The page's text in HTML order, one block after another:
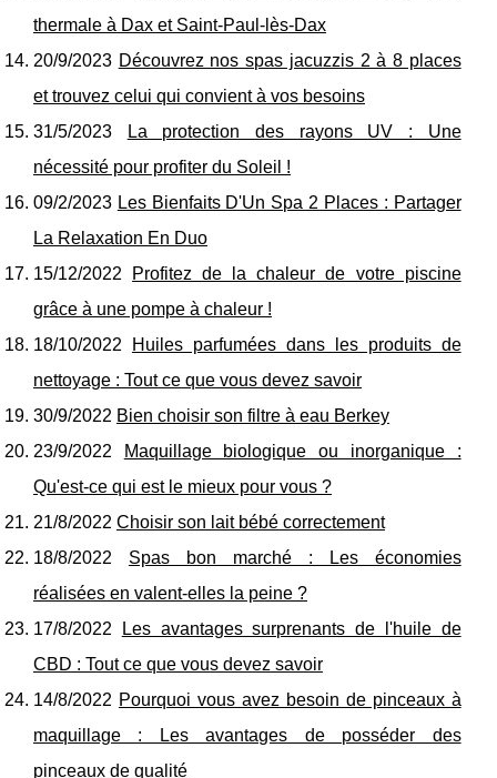
thermale à Dax et Saint-Paul-lès-Dax
20/9/2023 Découvrez nos spas jacuzzis 2 à 8 places
et trouvez celui qui convient à vos besoins
31/5/2023
La protection des rayons UV : Une
nécessité pour profiter du Soleil !
09/2/2023 Les Bienfaits D'Un Spa 2 Places : Partager
La Relaxation En Duo
15/12/2022
Profitez de la chaleur de votre piscine
grâce à une pompe à chaleur !
18/10/2022
Huiles parfumées dans les produits de
nettoyage : Tout ce que vous devez savoir
30/9/2022 Bien choisir son filtre à eau Berkey
23/9/2022
Maquillage biologique ou inorganique :
Qu'est-ce qui est le mieux pour vous ?
21/8/2022 Choisir son lait bébé correctement
18/8/2022 Spas bon marché : Les économies
réalisées en valent-elles la peine ?
17/8/2022
Les avantages surprenants de l'huile de
CBD : Tout ce que vous devez savoir
14/8/2022 Pourquoi vous avez besoin de pinceaux à
maquillage : Les avantages de posséder des
pinceaux de qualité